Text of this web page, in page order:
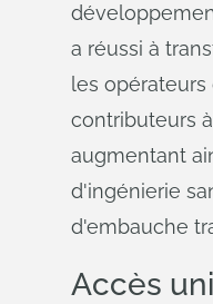
a réussi à
les
contributeurs
augmentant
d'ingénierie
d'embauche
Accès